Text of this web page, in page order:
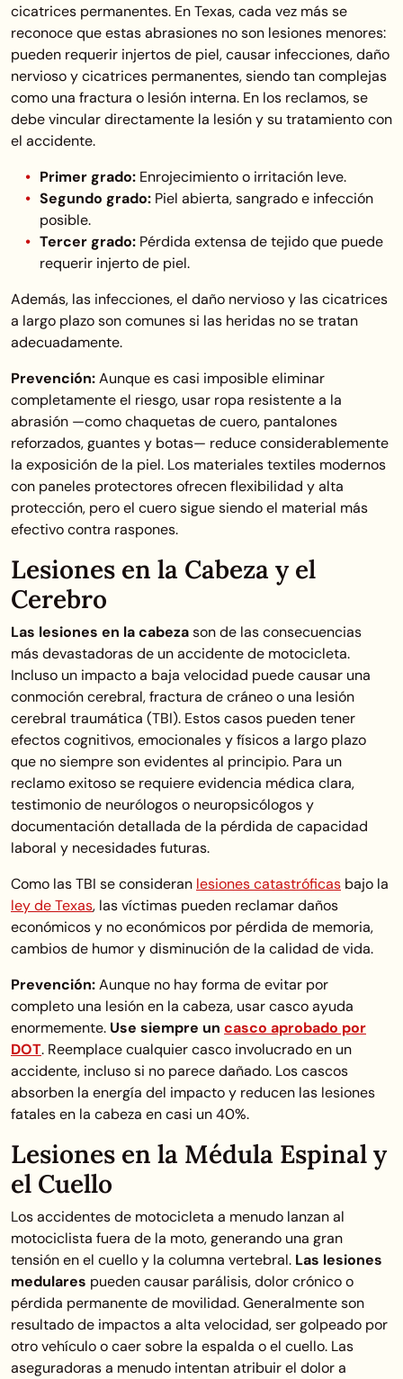
cicatrices permanentes. En Texas, cada vez más se
reconoce que estas abrasiones no son lesiones menores:
pueden requerir injertos de piel, causar infecciones, daño
nervioso y cicatrices permanentes, siendo tan complejas
como una fractura o lesión interna. En los reclamos, se
debe vincular directamente la lesión y su tratamiento con
el accidente.
Primer grado: Enrojecimiento o irritación leve.
Segundo grado: Piel abierta, sangrado e infección
posible.
Tercer grado: Pérdida extensa de tejido que puede
requerir injerto de piel.
Además, las infecciones, el daño nervioso y las cicatrices
a largo plazo son comunes si las heridas no se tratan
adecuadamente.
Prevención:Aunque es casi imposible eliminar
completamente el riesgo, usar ropa resistente a la
abrasión —como chaquetas de cuero, pantalones
reforzados, guantes y botas— reduce considerablemente
la exposición de la piel. Los materiales textiles modernos
con paneles protectores ofrecen flexibilidad y alta
protección, pero el cuero sigue siendo el material más
efectivo contra raspones.
Lesiones en la Cabeza y el
Cerebro
Las lesiones en la cabezason de las consecuencias
más devastadoras de un accidente de motocicleta.
Incluso un impacto a baja velocidad puede causar una
conmoción cerebral, fractura de cráneo o una lesión
cerebral traumática (TBI). Estos casos pueden tener
efectos cognitivos, emocionales y físicos a largo plazo
que no siempre son evidentes al principio. Para un
reclamo exitoso se requiere evidencia médica clara,
testimonio de neurólogos o neuropsicólogos y
documentación detallada de la pérdida de capacidad
laboral y necesidades futuras.
Como las TBI se consideran lesiones catastróficas bajo la
ley de Texas, las víctimas pueden reclamar daños
económicos y no económicos por pérdida de memoria,
cambios de humor y disminución de la calidad de vida.
Prevención:Aunque no hay forma de evitar por
completo una lesión en la cabeza, usar casco ayuda
enormemente. Use siempre un casco aprobado por
DOT. Reemplace cualquier casco involucrado en un
accidente, incluso si no parece dañado. Los cascos
absorben la energía del impacto y reducen las lesiones
fatales en la cabeza en casi un 40%.
Lesiones en la Médula Espinal y
el Cuello
Los accidentes de motocicleta a menudo lanzan al
motociclista fuera de la moto, generando una gran
tensión en el cuello y la columna vertebral. Las lesiones
medulares pueden causar parálisis, dolor crónico o
pérdida permanente de movilidad. Generalmente son
resultado de impactos a alta velocidad, ser golpeado por
otro vehículo o caer sobre la espalda o el cuello. Las
aseguradoras a menudo intentan atribuir el dolor a